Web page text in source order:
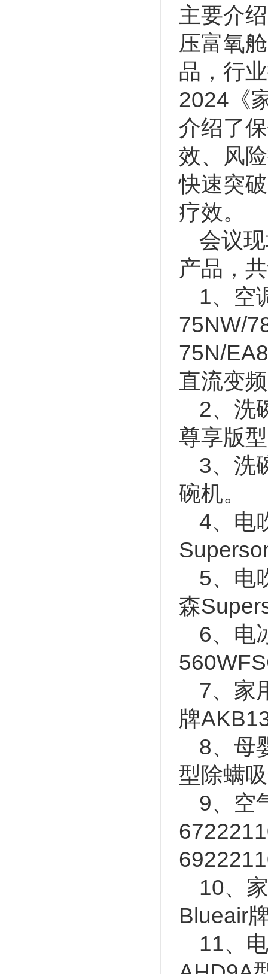
主要介
压富氧
品，行
2024《
介绍了
效、风
快速突
疗效。
会议
产品，
1、空
75NW/
75N/
直流变
2、洗
尊享版
3、洗
碗机。
4、电
5、电
森
6、电
7、家
牌
8、母
型除螨
9、空
10、
Blueair
11、